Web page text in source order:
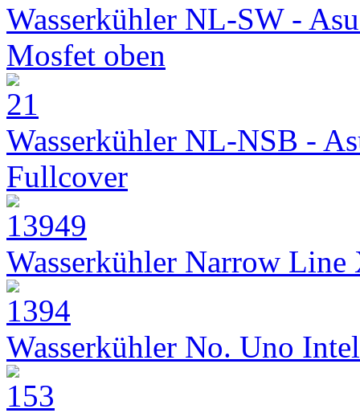
Wasserkühler NL-SW -
Mosfet oben
Wasserkühler NL-NSB -
Fullcover
Wasserkühler Narrow
Wasserkühler No. Uno Intel